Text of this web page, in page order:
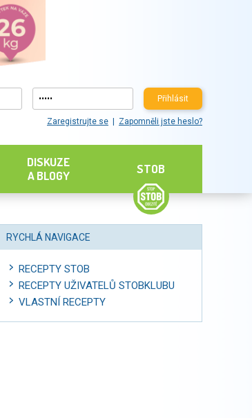
Přihlásit
Zaregistrujte se Zapomněli jste heslo?
DISKUZE
A BLOGY
STOB
RYCHLÁ NAVIGACE
RECEPTY STOB
RECEPTY UŽIVATELŮ STOBKLUBU
VLASTNÍ RECEPTY